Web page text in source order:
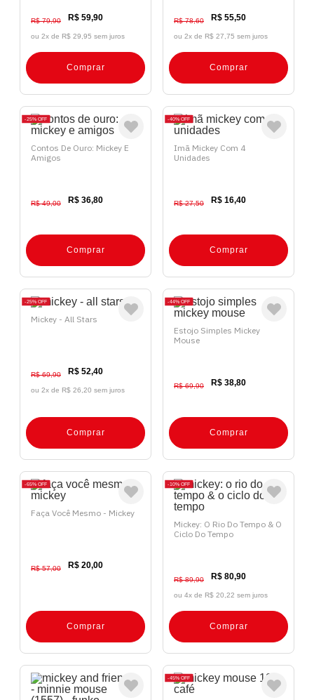
R$ 79,90 R$ 59,90
ou 2x de R$ 29,95 sem juros
Comprar
R$ 78,60 R$ 55,50
ou 2x de R$ 27,75 sem juros
Comprar
25% OFF
Contos De Ouro: Mickey E
Amigos
R$ 49,00 R$ 36,80
Comprar
40% OFF
Imã Mickey Com 4
Unidades
R$ 27,50 R$ 16,40
Comprar
25% OFF
Mickey - All Stars
R$ 69,90 R$ 52,40
ou 2x de R$ 26,20 sem juros
Comprar
44% OFF
Estojo Simples Mickey
Mouse
R$ 69,90 R$ 38,80
Comprar
65% OFF
Faça Você Mesmo - Mickey
R$ 57,00 R$ 20,00
Comprar
10% OFF
Mickey: O Rio Do Tempo & O
Ciclo Do Tempo
R$ 89,90 R$ 80,90
ou 4x de R$ 20,22 sem juros
Comprar
45% OFF